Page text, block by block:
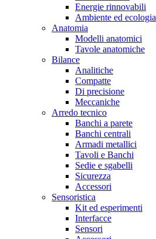
Energie rinnovabili
Ambiente ed ecologia
Anatomia
Modelli anatomici
Tavole anatomiche
Bilance
Analitiche
Compatte
Di precisione
Meccaniche
Arredo tecnico
Banchi a parete
Banchi centrali
Armadi metallici
Tavoli e Banchi
Sedie e sgabelli
Sicurezza
Accessori
Sensoristica
Kit ed esperimenti
Interfacce
Sensori